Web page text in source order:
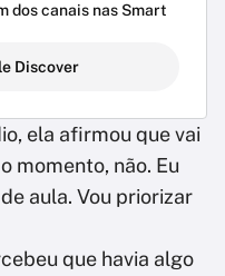
dos canais nas Smart
Discover
ela afirmou que vai
momento, não. Eu
aula. Vou priorizar
que havia algo